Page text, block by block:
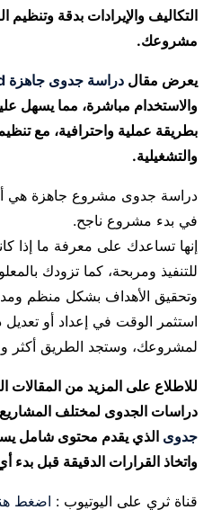
التكاليف والإيرادات بدقة وتنظيم
مشروعك.
يعرض مقال دراسة جدوى جاهزة word
والاستخدام مباشرة، مما يسهل
بطريقة عملية واحترافية، مع
والتشغيلية.
دراسة جدوى مشروع جاهزة هي
في بدء مشروع ناجح.
إنها تساعدك على معرفة ما إذا
للتنفيذ ومربحة، كما تزودك
وتحقيق الأهداف بشكل منظم
استثمر الوقت في إعداد أو
لمشروعك، وستجد الطريق أكثر
للاطلاع على المزيد من
دراسات الجدوى لمختلف
جدوى الذي يقدم محتوى شامل
واتخاذ القرارات الدقيقة قبل
قناة ثري على اليوتيوب : اضغط